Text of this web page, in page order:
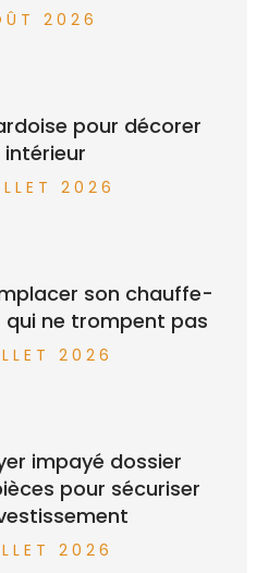
2026
pour décorer
intérieur
2026
son chauffe-
qui ne trompent pas
2026
impayé dossier
pour sécuriser
2026